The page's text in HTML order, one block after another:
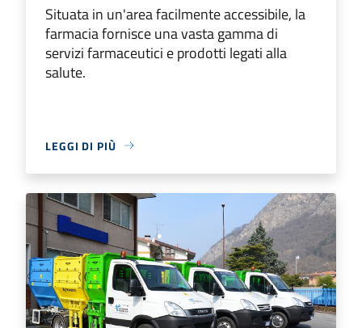
Situata in un'area facilmente accessibile, la
farmacia fornisce una vasta gamma di
servizi farmaceutici e prodotti legati alla
salute.
LEGGI DI PIÙ